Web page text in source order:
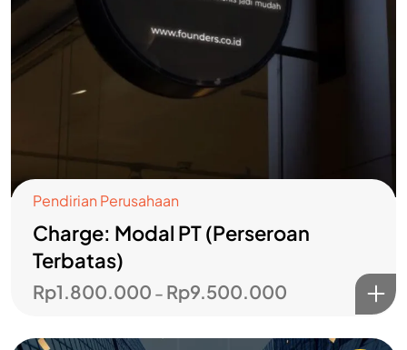
Pendirian Perusahaan
Charge: Modal PT (Perseroan
Terbatas)
Rp1.800.000 – Rp9.500.000